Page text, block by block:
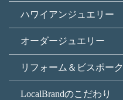
ハワイアンジュエリー
オーダージュエリー
リフォーム＆ビスポーク
LocalBrandのこだわり